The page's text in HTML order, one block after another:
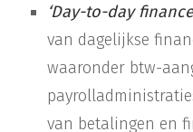
‘Day-to-day
van dagelijkse
waaronder btw-
van betalingen en